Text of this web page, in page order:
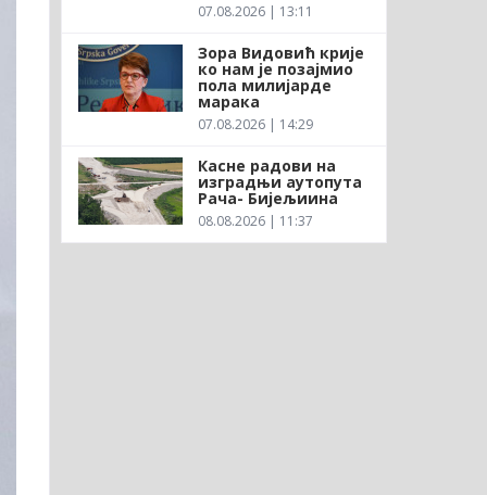
07.08.2026 | 13:11
Зора Видовић крије
ко нам је позајмио
пола милијарде
марака
07.08.2026 | 14:29
Касне радови на
изградњи аутопута
Рача- Бијељиина
08.08.2026 | 11:37